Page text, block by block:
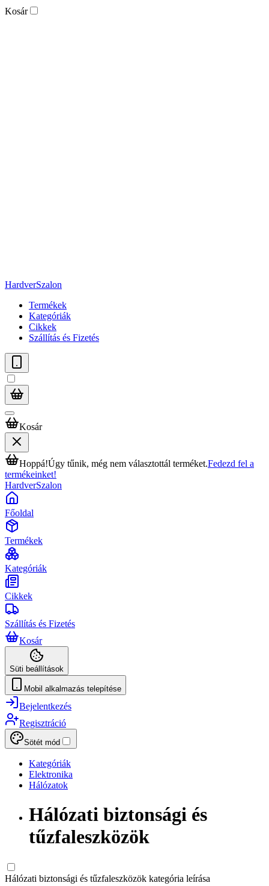
Kosár
HardverSzalon
Termékek
Kategóriák
Cikkek
Szállítás és Fizetés
Kosár
Hoppá!Úgy tűnik, még nem választottál terméket.Fedezd fel a
termékeinket!
HardverSzalon
Főoldal
Termékek
Kategóriák
Cikkek
Szállítás és Fizetés
Kosár
Süti beállítások
Mobil alkalmazás telepítése
Bejelentkezés
Regisztráció
Sötét mód
Kategóriák
Elektronika
Hálózatok
Hálózati biztonsági és
tűzfaleszközök
Hálózati biztonsági és tűzfaleszközök kategória leírása